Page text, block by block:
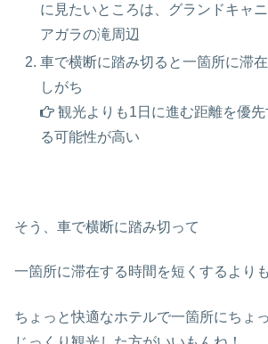
に見たいところは、グランドキャ
アガラの滝周辺
車で横断に踏み切ると一箇所に滞
しがち
観光よりも1日に進む距離を優先
る可能性が高い
そう、車で横断に踏み切って
一箇所に滞在する時間を短くするよりも
ちょっと快適なホテルで一箇所にちょ